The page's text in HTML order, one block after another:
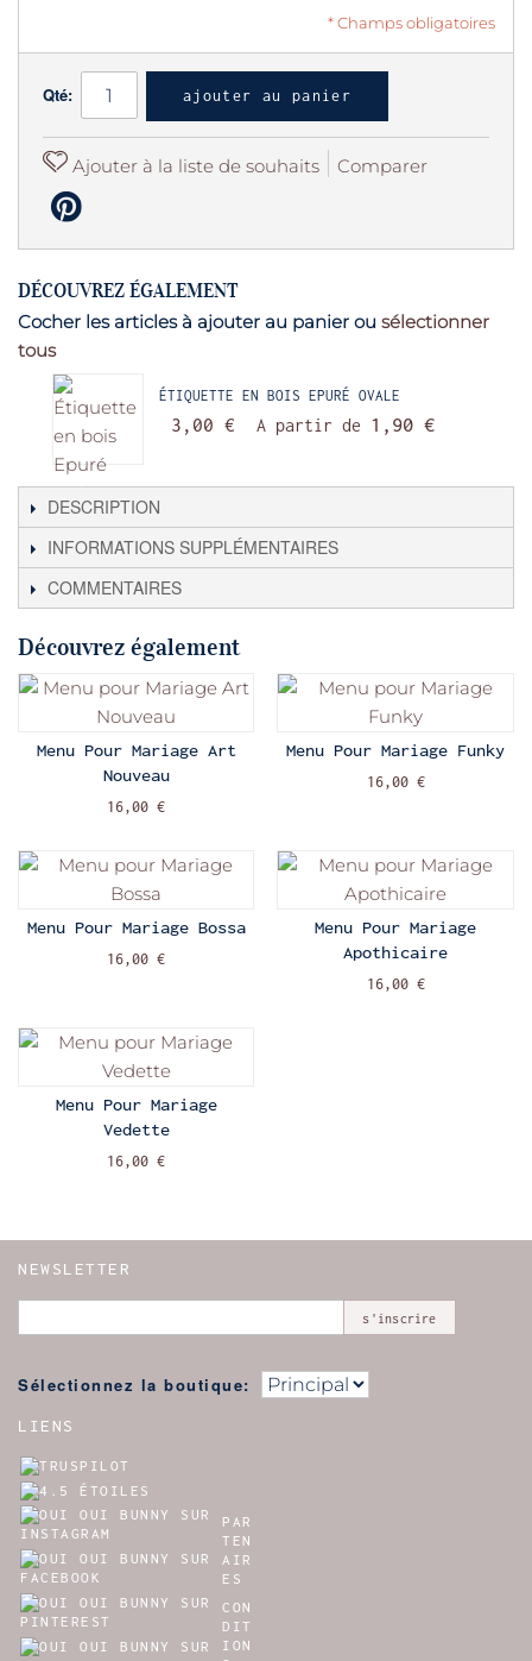
* Champs obligatoires
Qté: ajouter au panier
Ajouter à la liste de souhaits Comparer
DÉCOUVREZ ÉGALEMENT
Cocher les articles à ajouter au panier ou sélectionner
tous
ÉTIQUETTE EN BOIS EPURÉ OVALE
3,00 € A partir de 1,90 €
DESCRIPTION
INFORMATIONS SUPPLÉMENTAIRES
COMMENTAIRES
Découvrez également
Menu Pour Mariage Art
Nouveau
16,00 €
Menu Pour Mariage Funky
16,00 €
Menu Pour Mariage Bossa
16,00 €
Menu Pour Mariage
Apothicaire
16,00 €
Menu Pour Mariage
Vedette
16,00 €
NEWSLETTER
s'inscrire
Sélectionnez la boutique:
LIENS
PAR
TEN
AIR
ES
CON
DIT
ION